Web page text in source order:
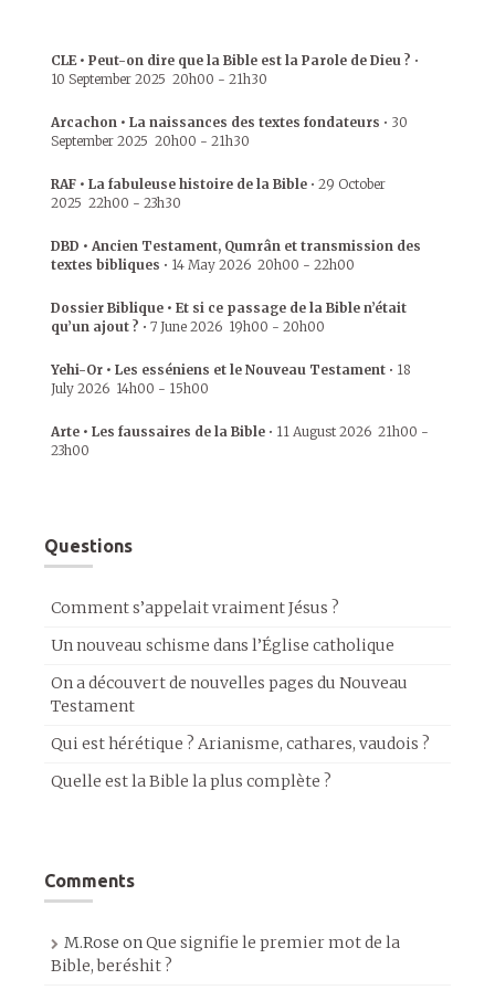
CLE • Peut-on dire que la Bible est la Parole de Dieu ? •
10 September 2025 20h00 - 21h30
Arcachon • La naissances des textes fondateurs • 30
September 2025 20h00 - 21h30
RAF • La fabuleuse histoire de la Bible • 29 October
2025 22h00 - 23h30
DBD • Ancien Testament, Qumrân et transmission des
textes bibliques • 14 May 2026 20h00 - 22h00
Dossier Biblique • Et si ce passage de la Bible n’était
qu’un ajout ? • 7 June 2026 19h00 - 20h00
Yehi-Or • Les esséniens et le Nouveau Testament • 18
July 2026 14h00 - 15h00
Arte • Les faussaires de la Bible • 11 August 2026 21h00 -
23h00
Questions
Comment s’appelait vraiment Jésus ?
Un nouveau schisme dans l’Église catholique
On a découvert de nouvelles pages du Nouveau
Testament
Qui est hérétique ? Arianisme, cathares, vaudois ?
Quelle est la Bible la plus complète ?
Comments
M.Rose onQue signifie le premier mot de la
Bible, beréshit ?